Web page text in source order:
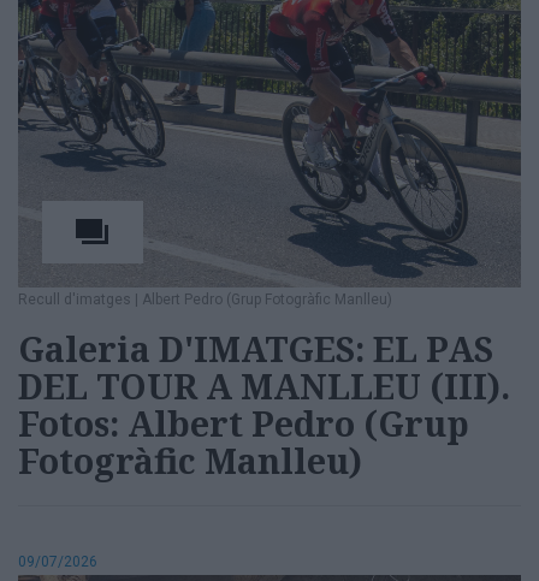
Recull d'imatges Albert Pedro (Grup Fotogràfic Manlleu)
Galeria D'IMATGES: EL PAS
DEL TOUR A MANLLEU (III).
Fotos: Albert Pedro (Grup
Fotogràfic Manlleu)
09/07/2026